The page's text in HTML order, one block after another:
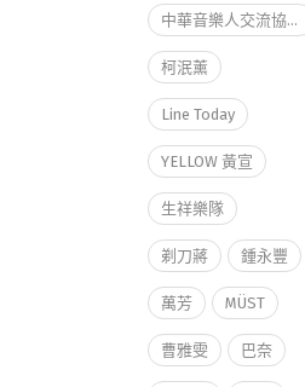
中華音樂人交流協會
柯泯薰
Line Today
YELLOW 黃宣
生祥樂隊
剃刀蔣 鍾永豐
萬芳 MÜST
曹雅雯 巴奈